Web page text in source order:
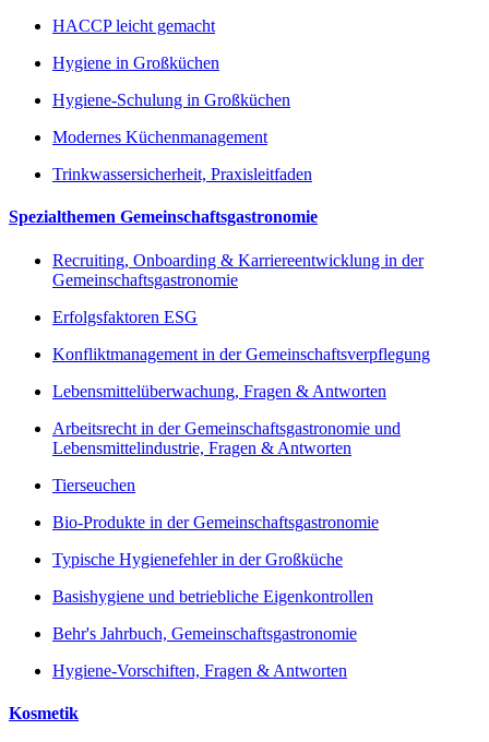
HACCP leicht gemacht
Hygiene in Großküchen
Hygiene-Schulung in Großküchen
Modernes Küchenmanagement
Trinkwassersicherheit, Praxisleitfaden
Spezialthemen Gemeinschaftsgastronomie
Recruiting, Onboarding & Karriereentwicklung in der
Gemeinschaftsgastronomie
Erfolgsfaktoren ESG
Konfliktmanagement in der Gemeinschaftsverpflegung
Lebensmittelüberwachung, Fragen & Antworten
Arbeitsrecht in der Gemeinschaftsgastronomie und
Lebensmittelindustrie, Fragen & Antworten
Tierseuchen
Bio-Produkte in der Gemeinschaftsgastronomie
Typische Hygienefehler in der Großküche
Basishygiene und betriebliche Eigenkontrollen
Behr's Jahrbuch, Gemeinschaftsgastronomie
Hygiene-Vorschiften, Fragen & Antworten
Kosmetik